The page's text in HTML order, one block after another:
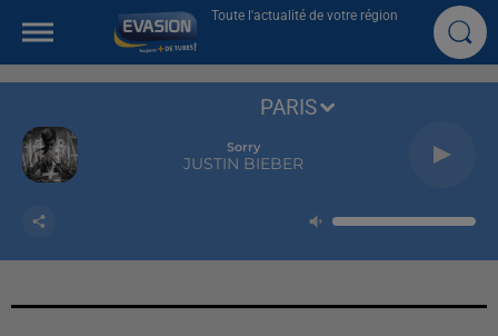
Toute l'actualité de votre région
Sorry
JUSTIN BIEBER
PARIS